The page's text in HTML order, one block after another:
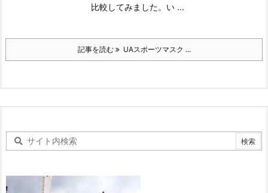
比較してみました。 い ...
記事を読む UAスポーツマスク ...